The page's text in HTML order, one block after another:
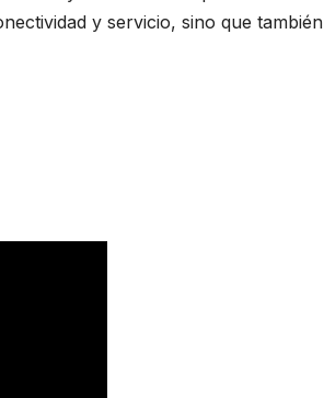
y servicio, sino que también